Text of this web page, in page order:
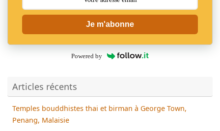
Je m'abonne
Powered by
Articles récents
Temples bouddhistes thai et birman à George Town,
Penang, Malaisie